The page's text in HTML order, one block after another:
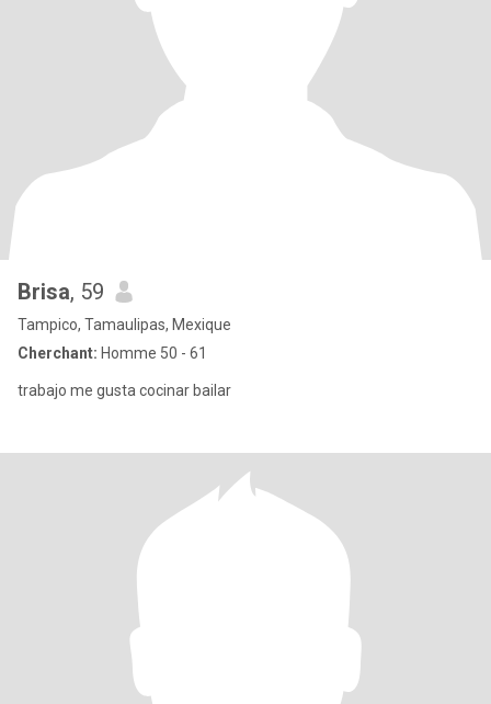
Brisa, 59
Tampico, Tamaulipas, Mexique
Cherchant: Homme 50 - 61
trabajo me gusta cocinar bailar